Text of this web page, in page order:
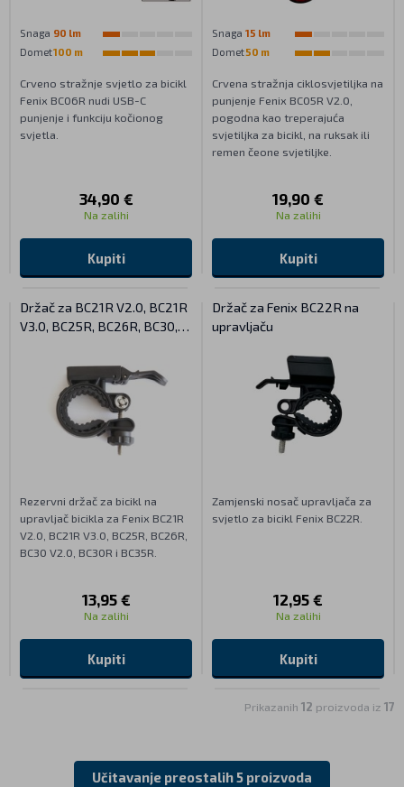
Snaga 90 lm
Domet100 m
Crveno stražnje svjetlo za bicikl
Fenix BC06R nudi USB-C
punjenje i funkciju kočionog
svjetla.
34,90 €
Na zalihi
Kupiti
Snaga 15 lm
Domet50 m
Crvena stražnja ciklosvjetiljka na
punjenje Fenix BC05R V2.0,
pogodna kao treperajuća
svjetiljka za bicikl, na ruksak ili
remen čeone svjetiljke.
19,90 €
Na zalihi
Kupiti
Držač za BC21R V2.0, BC21R
V3.0, BC25R, BC26R, BC30,
Rezervni držač za bicikl na
upravljač bicikla za Fenix BC21R
V2.0, BC21R V3.0, BC25R, BC26R,
BC30 V2.0, BC30R i BC35R.
13,95 €
Na zalihi
Kupiti
Držač za Fenix BC22R na
upravljaču
Zamjenski nosač upravljača za
svjetlo za bicikl Fenix BC22R.
12,95 €
Na zalihi
Kupiti
Prikazanih 12 proizvoda iz 17
Učitavanje preostalih 5 proizvoda